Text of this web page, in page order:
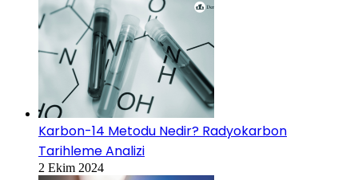
Karbon-14 Metodu Nedir? Radyokarbon
Tarihleme Analizi
2 Ekim 2024